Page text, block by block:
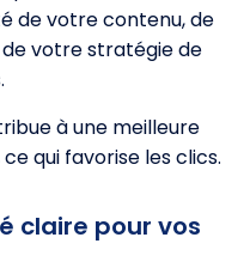
de votre contenu, de
votre stratégie de
à une meilleure
qui favorise les clics.
claire pour vos